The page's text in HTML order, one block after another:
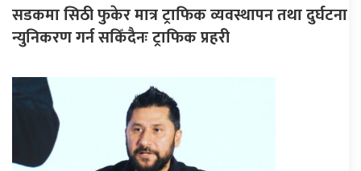
सडकमा सिठी फुकेर मात्र ट्राफिक व्यवस्थापन तथा दुर्घटना
न्युनिकरण गर्न सकिँदैनः ट्राफिक प्रहरी